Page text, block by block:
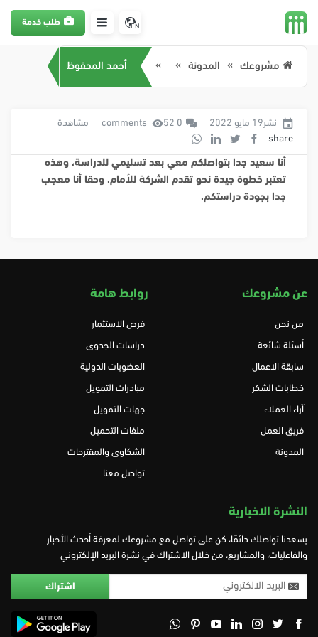
EN طلب خدمة
مشروعك المدونة أحمد المحفوظ
نشر19 مايو 2022 0 comments 52 مشاهدة
share
أنا سعيد جدا بتواصلكم معي بعد تسليمي للدراسة، وهذه
تعتبر خطوة جيدة نحو تقدم الشركة للأمام. وحقا أنا معجب
جدا بجودة دراستكم.
عن مشروعك
من نحن
أسئلة شائعة
سابقة الاعمال
خطابات الشكر
آراء العملاء
فريق العمل
المدونة
روابط هامة
فرص الاستثمار
دراسات الجدوى
العضويات الدولية
مبادرات التمويل
جهات التمويل
ملفات التحميل
الشكاوى والمقترحات
تواصل معنا
النشرة الاخبارية
يسعدنا تواصلك دائمًا، كن على تواصل مع مشروعك لمعرفة أحدث الأخبار
والفاعليات، والمشاريع، من خلال الاشتراك في نشرة البريد الإلكتروني